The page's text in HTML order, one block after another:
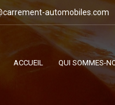
automobiles.com
ACCUEIL QUI SOMMES-